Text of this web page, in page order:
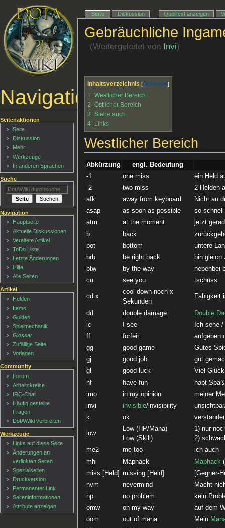
Gebräuchliche
(Weitergeleitet von Invi)
Inhaltsverzeichnis
1
Westlicher Bereich
2 Östlicher Bereich
3 Siehe auch
4
Links
Westlicher Bereich
Abkürzung
engl. Bedeutung
-1
one miss
ein Held
-2
two miss
2 Helden
afk
away from keyboard
Nicht an
asap
as soon as possible
so
atm
at the moment
jetzt
b
back
bot
bottom
untere
brb
be right back
bin gleich
btw
by the way
nebenbei
cu
see you tschüss
cd x
cool down noch x
Sekunden
Fähigkeit
dd double damage
Double
ic
I see
Ich sehe
ff
forfeit
aufgeben
gg
good game
Gutes
gj
good job
gut
gl
good luck
Viel
hf
have fun
habt
imo
in my opinion
meiner
invi
invisible/invisibility
k
ok
low
Low (HP/Mana)
Low (Skill)
1) nur
2)
me2
me too
ich auch
mh
Maphack Maphack
miss [Held]
missing [Held]
[Gegner-
nvm
nevermind
Macht
np
no problem
kein
omw
on my way
auf dem
oom
out of mana Mein
Navigationsmenü
Seite Diskussion Quelltext anzeigen
Seitenaktionen
Seite
Diskussion
Mehr
Werkzeuge
In anderen Sprachen
Suche
Navigation
Hauptseite
Aktuelle Diskussionen
Veraltete Artikel
ToDo Liste
Letzte Änderungen
Hilfe
Alle Seiten
Artikel
Helden
Items
Guides
Spielmechanik
Glossar
Zufällige Seite
Vorlagen
Community
Forum
Arbeitskreise
IRC-Chat
Häufig gestellte
Fragen
DotAWiki verbreiten
Werkzeuge
Links auf diese Seite
Änderungen an
verlinkten Seiten
Spezialseiten
Druckversion
Permanenter Link
Seiten­informationen
Attribute anzeigen